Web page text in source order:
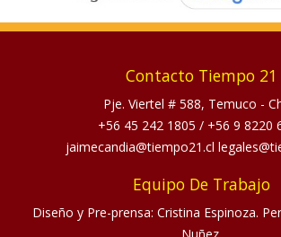
Contacto Tiempo 21
Pje. Viertel # 588, Temuco -
+56 45 242 1805 / +56 9 8220
jaimecandia@tiempo21.cl
Equipo De Trabajo
Diseño y Pre-prensa: Cristina Espinoza.